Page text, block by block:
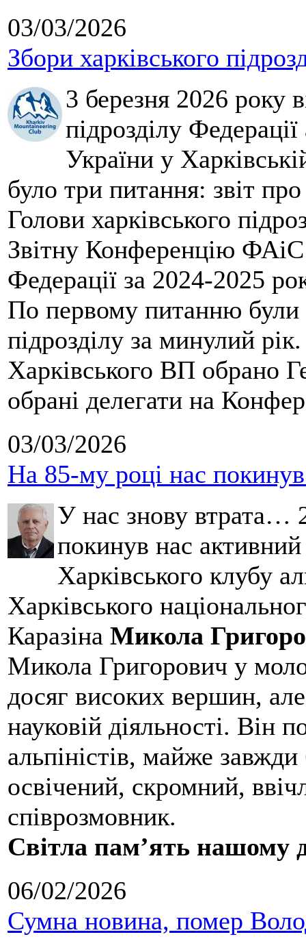
03/03/2026
Збори харківського
3 березня 2026 року
підрозділу
України у
було три питання: звіт
Голови харківського
Звітну Конференцію
Федерації за 2024-2025
По первому питанню були
підрозділу за минулий
Харківського ВП обрано
обрані делегати на
03/03/2026
На 85-му році нас
У нас знову втрата…
покинув нас
Харківського клубу
Харківського
Каразіна Микола
Микола Григорович у
досяг високих вершин,
науковій діяльності. Він
альпіністів, майже
освічений, скромний,
співрозмовник.
Світла пам’ять нашому
06/02/2026
Сумна новина, помер